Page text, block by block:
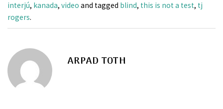
interjú, kanada, video and tagged blind, this is not a test, tj
rogers.
ARPAD TOTH